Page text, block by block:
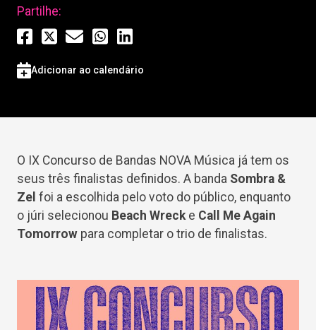
Partilhe:
Adicionar ao calendário
O IX Concurso de Bandas NOVA Música já tem os
seus três finalistas definidos. A banda Sombra &
Zel foi a escolhida pelo voto do público, enquanto
o júri selecionou Beach Wreck e Call Me Again
Tomorrow para completar o trio de finalistas.